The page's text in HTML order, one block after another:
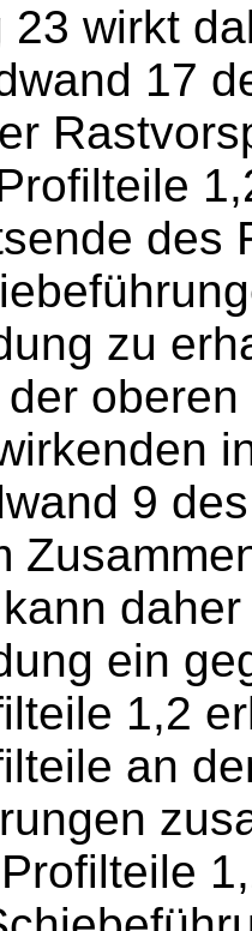
23 wirkt
17
des
zu
9
ein
1,2
an